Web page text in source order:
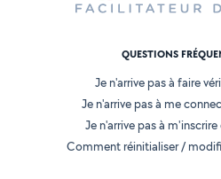
QUESTIONS
Je n'arrive pas à faire
Je n'arrive pas à me
Je n'arrive pas à
Comment réinitialiser /